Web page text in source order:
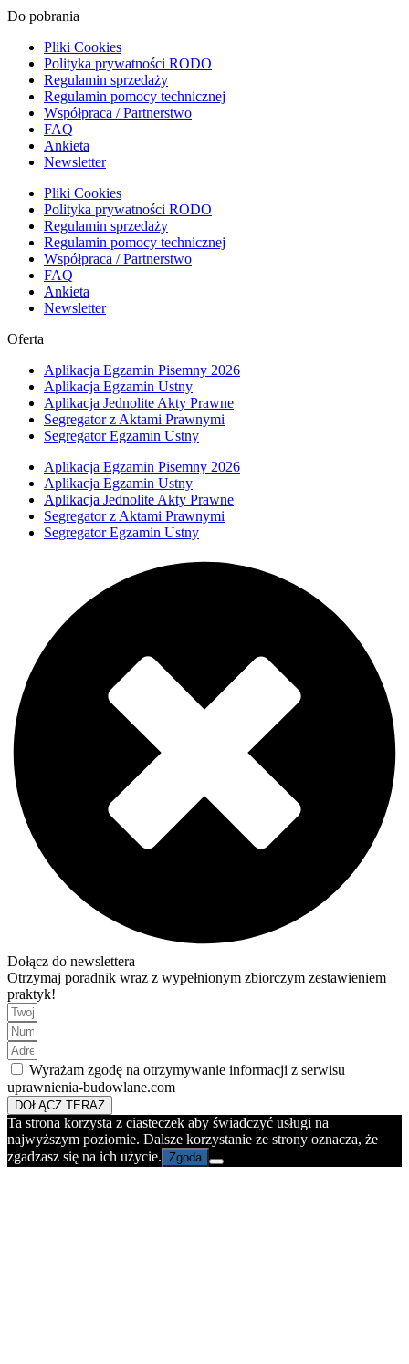
Do pobrania
Pliki Cookies
Polityka prywatności RODO
Regulamin sprzedaży
Regulamin pomocy technicznej
Współpraca / Partnerstwo
FAQ
Ankieta
Newsletter
Pliki Cookies
Polityka prywatności RODO
Regulamin sprzedaży
Regulamin pomocy technicznej
Współpraca / Partnerstwo
FAQ
Ankieta
Newsletter
Oferta
Aplikacja Egzamin Pisemny 2026
Aplikacja Egzamin Ustny
Aplikacja Jednolite Akty Prawne
Segregator z Aktami Prawnymi
Segregator Egzamin Ustny
Aplikacja Egzamin Pisemny 2026
Aplikacja Egzamin Ustny
Aplikacja Jednolite Akty Prawne
Segregator z Aktami Prawnymi
Segregator Egzamin Ustny
Dołącz do newslettera
Otrzymaj poradnik wraz z wypełnionym zbiorczym zestawieniem
praktyk!
Wyrażam zgodę na otrzymywanie informacji z serwisu
uprawnienia-budowlane.com
DOŁĄCZ TERAZ
Ta strona korzysta z ciasteczek aby świadczyć usługi na
najwyższym poziomie. Dalsze korzystanie ze strony oznacza, że
zgadzasz się na ich użycie. Zgoda